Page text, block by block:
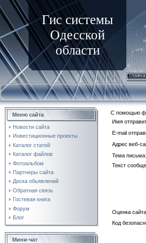
Гис системы
Одесской
области
Меню сайта
Новости сайта
Инвестиционные проекты
Каталог статей
Каталог файлов
Фотоальбом
Партнеры сайта
Доска обьявлений
Обратная связь
Гостевая книга
Форум
Блог
Мини-чат
С помощью
Имя
E-mail
Адрес веб-
Тема письма:
Текст
Оценка
Код